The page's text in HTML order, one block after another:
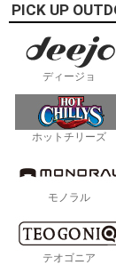
PICK UP
ディージョ
ホットチリーズ
モノラル
テオゴニア